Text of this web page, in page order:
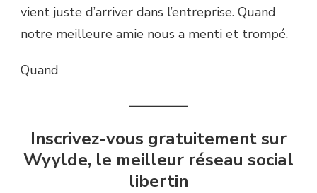
vient juste d’arriver dans l’entreprise. Quand
notre meilleure amie nous a menti et trompé.
Quand
———–
Inscrivez-vous gratuitement sur
Wyylde, le meilleur réseau social
libertin